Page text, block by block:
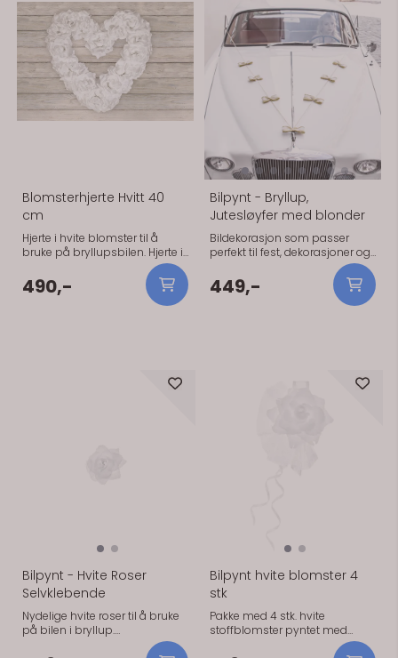
Farge: Hvit med sort tekst Antall:
1 stk Passer sammen med –
Blikkbokser eller bånd bak
bilen for klassisk bryllupsstil –
Ballonger eller sløyfer i hvitt,
gull eller pastell – Øvrig
bryllupsdekor for en
gjennomført helhet
Blomsterhjerte Hvitt 40
cm
Hjerte i hvite blomster til å
bruke på bryllupsbilen. Hjerte i
hvite blomster til å bruke på
bryllupsbilen. Kan fylles inn
med annen pynt om ønskelig.
Festes med medfølgende
490,-
Bilpynt - Bryllup,
Jutesløyfer med blonder
Bildekorasjon som passer
perfekt til fest, dekorasjoner og
arrangementer. Produktet er
enkelt å bruke og gir en flott
detalj i dekorasjonen.
449,-
Bilpynt - Hvite Roser
Selvklebende
Nydelige hvite roser til å bruke
på bilen i bryllup.
På lager
Bilpynt hvite blomster 4
stk
Pakke med 4 stk. hvite
stoffblomster pyntet med
På lager
På lager